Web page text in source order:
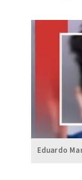
Eduardo